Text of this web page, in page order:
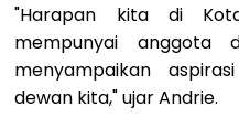
"Harapan kita di
mempunyai
menyampaikan
dewan kita," ujar Andrie.